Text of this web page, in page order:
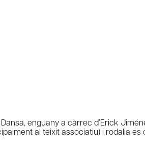
enguany a càrrec d’Erick
al teixit associatiu) i rodalia